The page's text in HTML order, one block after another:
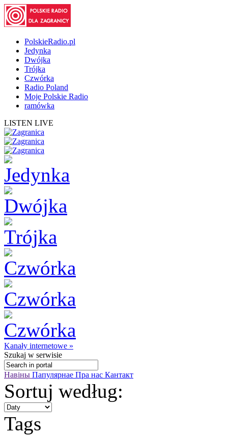
PolskieRadio.pl
Jedynka
Dwójka
Trójka
Czwórka
Radio Poland
Moje Polskie Radio
ramówka
LISTEN LIVE
Kanały internetowe »
Szukaj w serwisie
Навіны Папулярнае Пра нас Кантакт
Sortuj według:
Tags